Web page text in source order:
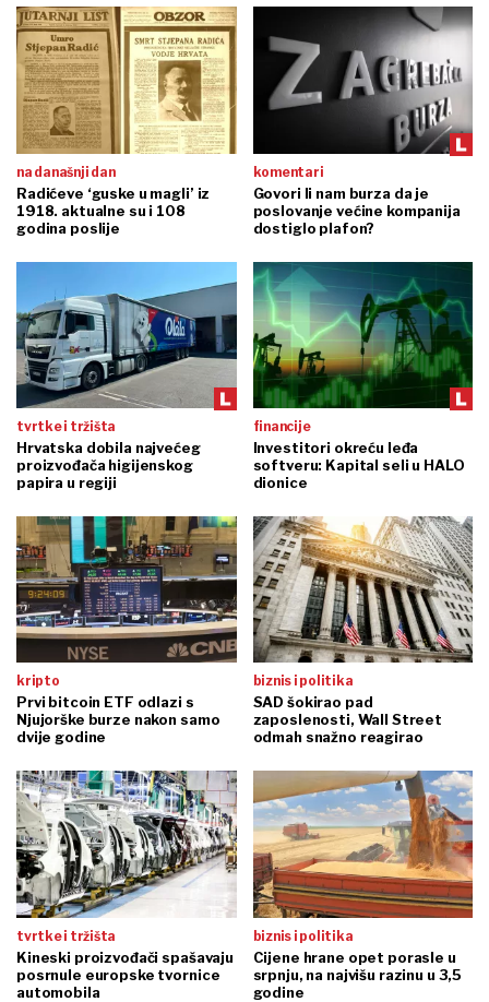
na današnji dan
Radićeve ‘guske u magli’ iz
1918. aktualne su i 108
godina poslije
komentari
Govori li nam burza da je
poslovanje većine kompanija
dostiglo plafon?
tvrtke i tržišta
Hrvatska dobila najvećeg
proizvođača higijenskog
papira u regiji
financije
Investitori okreću leđa
softveru: Kapital seli u HALO
dionice
kripto
Prvi bitcoin ETF odlazi s
Njujorške burze nakon samo
dvije godine
biznis i politika
SAD šokirao pad
zaposlenosti, Wall Street
odmah snažno reagirao
tvrtke i tržišta
Kineski proizvođači spašavaju
posrnule europske tvornice
automobila
biznis i politika
Cijene hrane opet porasle u
srpnju, na najvišu razinu u 3,5
godine